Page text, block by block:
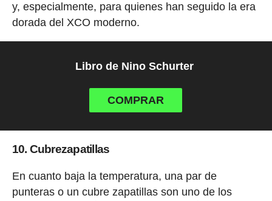
y, especialmente, para quienes han seguido la era
dorada del XCO moderno.
Libro de Nino Schurter
COMPRAR
10. Cubrezapatillas
En cuanto baja la temperatura, una par de
punteras o un cubre zapatillas son uno de los